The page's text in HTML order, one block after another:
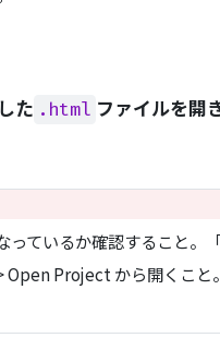
た .html ファイルを開
ているか確認すること。
Open Project から開くこと